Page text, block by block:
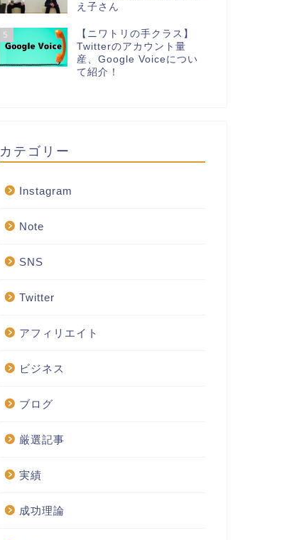
え子さん
5
【ニワトリの手クラス】
Twitterのアカウント量
産、Google Voiceについ
て紹介！
カテゴリー
Instagram
Note
SNS
Twitter
アフィリエイト
ビジネス
ブログ
厳選記事
実績
成功理論